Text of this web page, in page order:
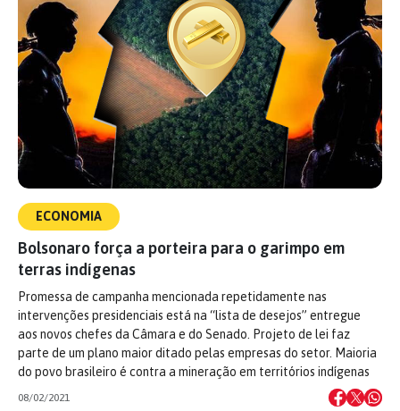
ECONOMIA
Bolsonaro força a porteira para o garimpo em
terras indígenas
Promessa de campanha mencionada repetidamente nas
intervenções presidenciais está na “lista de desejos” entregue
aos novos chefes da Câmara e do Senado. Projeto de lei faz
parte de um plano maior ditado pelas empresas do setor. Maioria
do povo brasileiro é contra a mineração em territórios indígenas
08/02/2021